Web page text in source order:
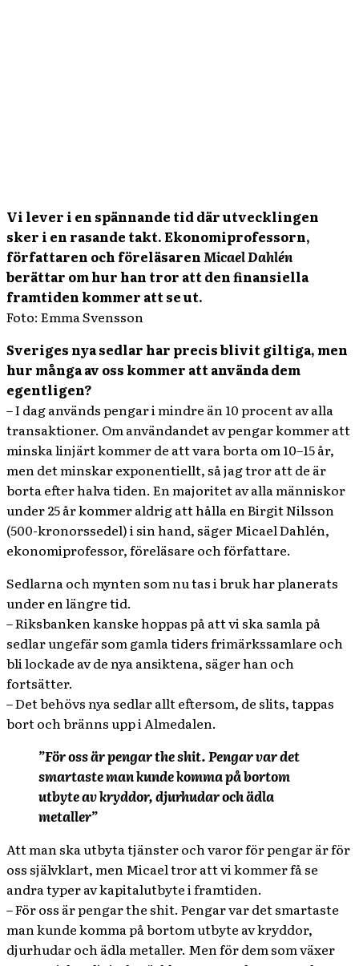
Vi lever i en spännande tid där utvecklingen
sker i en rasande takt. Ekonomiprofessorn,
författaren och föreläsarenMicael Dahlén
berättar om hur han tror att den finansiella
framtiden kommer att se ut.
Foto: Emma Svensson
Sveriges nya sedlar har precis blivit giltiga, men
hur många av oss kommer att använda dem
egentligen?
– I dag används pengar i mindre än 10 procent av alla
transaktioner. Om användandet av pengar kommer att
minska linjärt kommer de att vara borta om 10–15 år,
men det minskar exponentiellt, så jag tror att de är
borta efter halva tiden. En majoritet av alla människor
under 25 år kommer aldrig att hålla en Birgit Nilsson
(500-kronorssedel) i sin hand, säger Micael Dahlén,
ekonomiprofessor, föreläsare och författare.
Sedlarna och mynten som nu tas i bruk har planerats
under en längre tid.
– Riksbanken kanske hoppas på att vi ska samla på
sedlar ungefär som gamla tiders frimärkssamlare och
bli lockade av de nya ansiktena, säger han och
fortsätter.
– Det behövs nya sedlar allt eftersom, de slits, tappas
bort och bränns upp i Almedalen.
”För oss är pengar the shit. Pengar var det
smartaste man kunde komma på bortom
utbyte av kryddor, djurhudar och ädla
metaller”
Att man ska utbyta tjänster och varor för pengar är för
oss självklart, men Micael tror att vi kommer få se
andra typer av kapitalutbyte i framtiden.
– För oss är pengar the shit. Pengar var det smartaste
man kunde komma på bortom utbyte av kryddor,
djurhudar och ädla metaller. Men för dem som växer